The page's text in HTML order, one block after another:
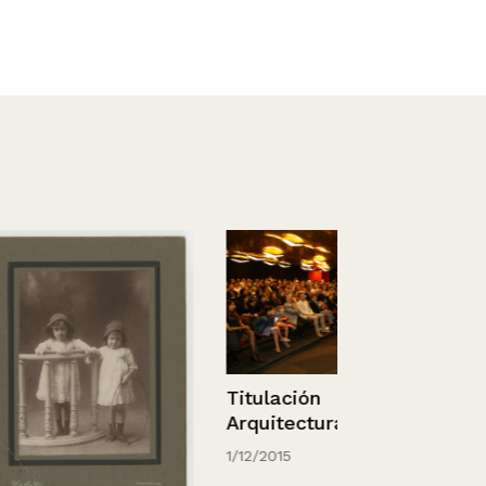
Titulación
Arquitectura
1/12/2015